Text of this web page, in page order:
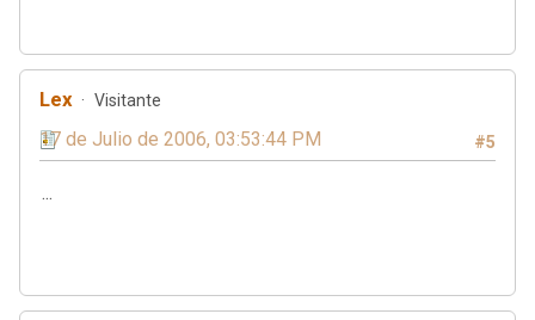
Lex Visitante
#5
17 de Julio de 2006, 03:53:44 PM
...